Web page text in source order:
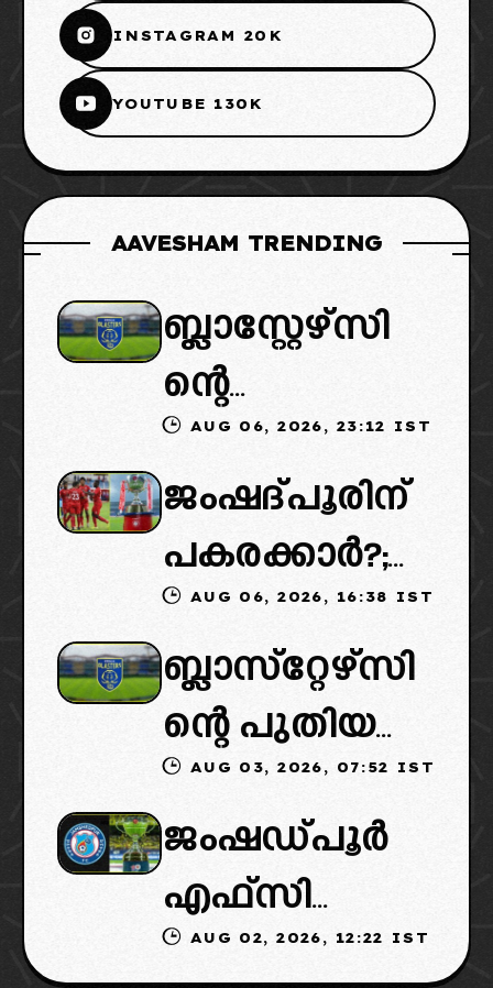
INSTAGRAM 20K
YOUTUBE 130K
AAVESHAM TRENDING
ബ്ലാസ്റ്റേഴ്സി
ന്റെ
കൈമാറ്റത്തി
ൽ ട്വിസ്റ്റ്:
പുതിയ
ഉടമകളെത്താ
ൻ വൈകും,
കോടതിയുടെ
നീക്കവും
നിർണായകം
AUG 06, 2026, 23:12 IST
ജംഷദ്പൂരിന്
പകരക്കാർ?;
ഐഎസ്എല്ലി
ൽ പുതിയ
ടീമിനെ
ഉൾപ്പെടുത്താ
ൻ
എഐഎഫ്എ
ഫ്: വരുന്നത്
AUG 06, 2026, 16:38 IST
ബ്ലാസ്‌റ്റേഴ്‌സി
ന്റെ പുതിയ
ഉടമകളിൽ
മലബാറിൽ
നിന്നുള്ള
ബിസിനസ്
AUG 03, 2026, 07:52 IST
ജംഷഡ്പൂർ
എഫ്സി
മടങ്ങിവരും!:
AUG 02, 2026, 12:22 IST